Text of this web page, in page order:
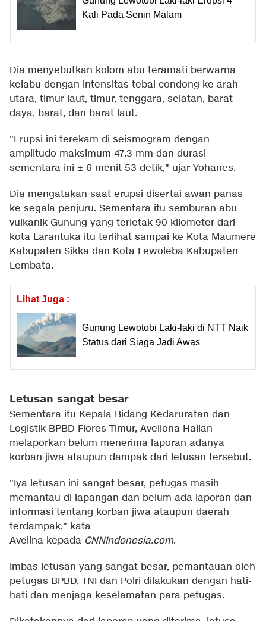
Kali Pada Senin Malam
Dia menyebutkan kolom abu teramati berwarna
kelabu dengan intensitas tebal condong ke arah
utara, timur laut, timur, tenggara, selatan, barat
daya, barat, dan barat laut.
"Erupsi ini terekam di seismogram dengan
amplitudo maksimum 47.3 mm dan durasi
sementara ini ± 6 menit 53 detik," ujar Yohanes.
Dia mengatakan saat erupsi disertai awan panas
ke segala penjuru. Sementara itu semburan abu
vulkanik Gunung yang terletak 90 kilometer dari
kota Larantuka itu terlihat sampai ke Kota Maumere
Kabupaten Sikka dan Kota Lewoleba Kabupaten
Lembata.
Lihat Juga :
Gunung Lewotobi Laki-laki di NTT Naik
Status dari Siaga Jadi Awas
Letusan sangat besar
Sementara itu Kepala Bidang Kedaruratan dan
Logistik BPBD Flores Timur, Aveliona Hallan
melaporkan belum menerima laporan adanya
korban jiwa ataupun dampak dari letusan tersebut.
"Iya letusan ini sangat besar, petugas masih
memantau di lapangan dan belum ada laporan dan
informasi tentang korban jiwa ataupun daerah
terdampak," kata
Avelina kepada CNNIndonesia.com.
Imbas letusan yang sangat besar, pemantauan oleh
petugas BPBD, TNI dan Polri dilakukan dengan hati-
hati dan menjaga keselamatan para petugas.